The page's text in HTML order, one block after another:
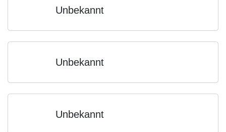
Unbekannt
Unbekannt
Unbekannt